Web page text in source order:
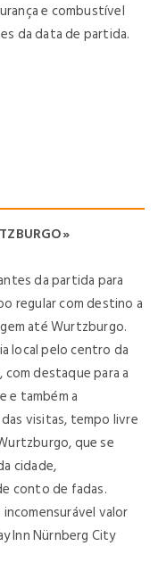
e combustível
da data de partida.
da partida para
regular com destino a
até Wurtzburgo.
local pelo centro da
com destaque para a
e também a
visitas, tempo livre
que se
cidade,
conto de fadas.
valor
Inn Nürnberg City